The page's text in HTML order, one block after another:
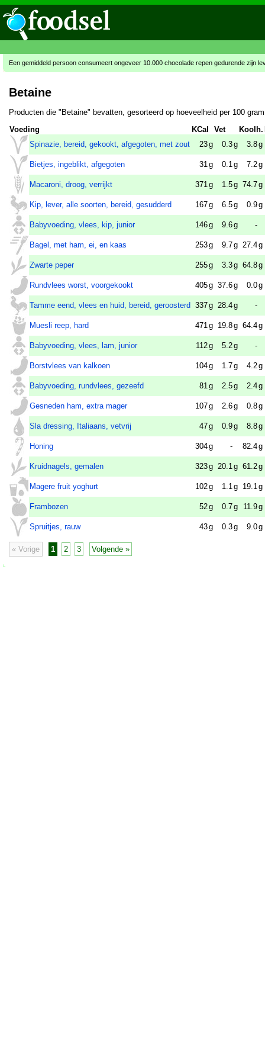
Een gemiddeld persoon consumeert ongeveer 10.000 chocolade repen gedurende zijn
Betaine
Producten die "Betaine" bevatten, gesorteerd op hoeveelheid per 100
Voeding
KCal Vet Koolh.
Spinazie, bereid, gekookt, afgegoten, met zout
23g 0.3g 3.8g
Bietjes, ingeblikt, afgegoten 31 g 0.1 g 7.2g
Macaroni, droog, verrijkt 371 g 1.5g 74.7g
Kip, lever, alle soorten, bereid, gesudderd 167g 6.5g 0.9g
Babyvoeding, vlees, kip, junior 146g 9.6g -
Bagel, met ham, ei, en kaas 253g 9.7g 27.4g
Zwarte peper 255g 3.3g 64.8g
Rundvlees worst, voorgekookt 405g 37.6g 0.0g
Tamme eend, vlees en huid, bereid, geroosterd 337g 28.4g -
Muesli reep, hard 471 g 19.8g 64.4g
Babyvoeding, vlees, lam, junior 112g 5.2g -
Borstvlees van kalkoen 104g 1.7g 4.2g
Babyvoeding, rundvlees, gezeefd 81 g 2.5g 2.4g
Gesneden ham, extra mager 107g 2.6g 0.8g
Sla dressing, Italiaans, vetvrij 47g 0.9g 8.8g
Honing 304g - 82.4g
Kruidnagels, gemalen 323g 20.1 g 61.2g
Magere fruit yoghurt 102g 1.1 g 19.1 g
Frambozen 52g 0.7g 11.9g
Spruitjes, rauw 43g 0.3g 9.0g
« Vorige 1 2 3 Volgende »